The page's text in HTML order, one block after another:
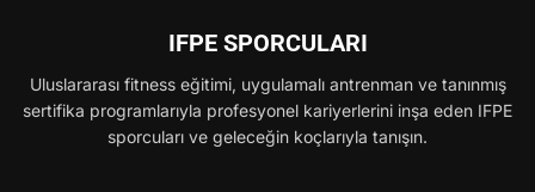
IFPE SPORCULARI
Uluslararası fitness eğitimi, uygulamalı antrenman ve tanınmış
sertifika programlarıyla profesyonel kariyerlerini inşa eden IFPE
sporcuları ve geleceğin koçlarıyla tanışın.